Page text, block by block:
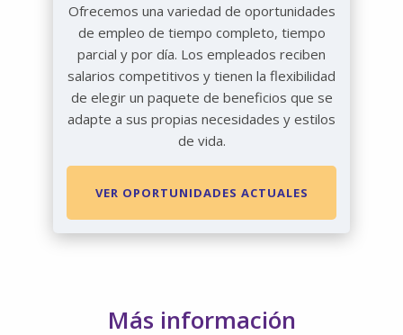
Ofrecemos una variedad de oportunidades
de empleo de tiempo completo, tiempo
parcial y por día. Los empleados reciben
salarios competitivos y tienen la flexibilidad
de elegir un paquete de beneficios que se
adapte a sus propias necesidades y estilos
de vida.
VER OPORTUNIDADES ACTUALES
Más información